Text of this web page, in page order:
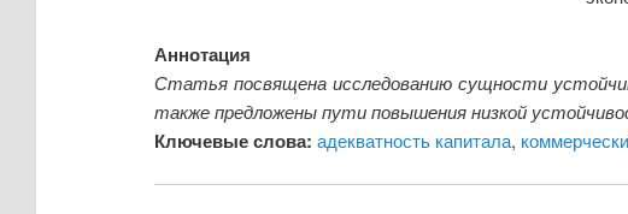
Аннотация
Статья посвящена исследованию сущности
также предложены пути повышения низкой
Ключевые слова: адекватность капитала,